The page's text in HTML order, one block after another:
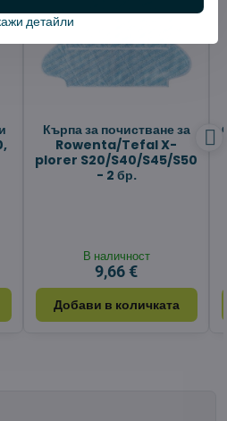
Кърпа за почистване за
Rowenta/Tefal X-
plorer S20/S40/S45/S50
- 2 бр.
В наличност
9,66 €
Добави в количката
детайли